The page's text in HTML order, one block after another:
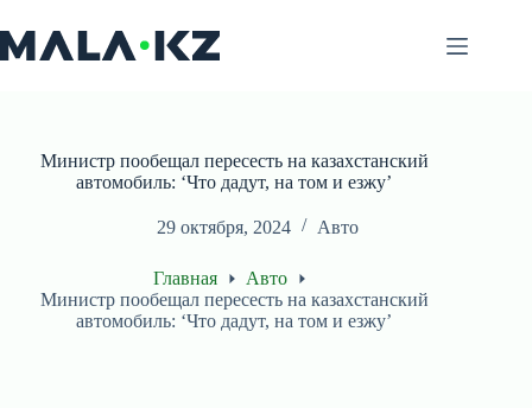
к
сути
Министр пообещал пересесть на казахстанский
автомобиль: ‘Что дадут, на том и езжу’
29 октября, 2024 Авто
Главная
Авто
Министр пообещал пересесть на казахстанский
автомобиль: ‘Что дадут, на том и езжу’